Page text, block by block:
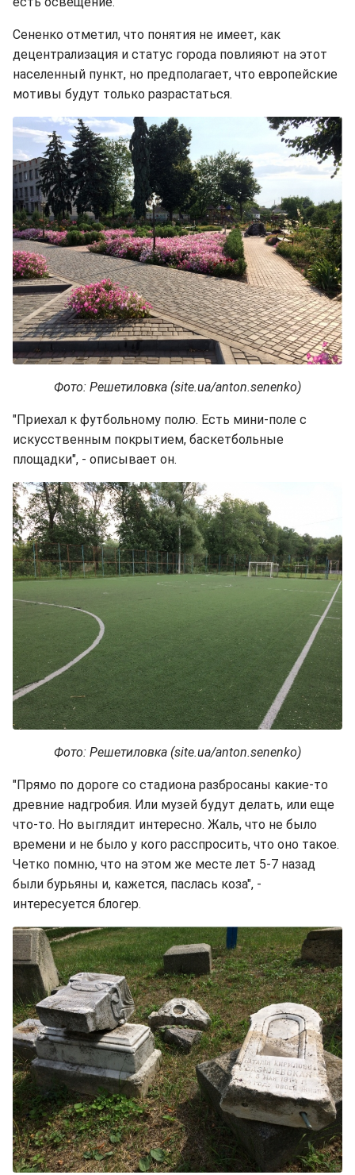
Сененко отметил, что понятия не имеет, как
децентрализация и статус города повлияют на этот
населенный пункт, но предполагает, что европейские
мотивы будут только разрастаться.
Фото: Решетиловка (site.ua/anton.senenko)
"Приехал к футбольному полю. Есть мини-поле с
искусственным покрытием, баскетбольные
площадки", - описывает он.
Фото: Решетиловка (site.ua/anton.senenko)
"Прямо по дороге со стадиона разбросаны какие-то
древние надгробия. Или музей будут делать, или еще
что-то. Но выглядит интересно. Жаль, что не было
времени и не было у кого расспросить, что оно такое.
Четко помню, что на этом же месте лет 5-7 назад
были бурьяны и, кажется, паслась коза", -
интересуется блогер.